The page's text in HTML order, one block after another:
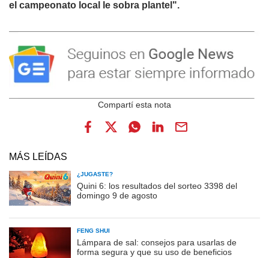
el campeonato local le sobra plantel".
MÁS LEÍDAS
¿JUGASTE?
Quini 6: los resultados del sorteo 3398 del
domingo 9 de agosto
FENG SHUI
Lámpara de sal: consejos para usarlas de
forma segura y que su uso de beneficios